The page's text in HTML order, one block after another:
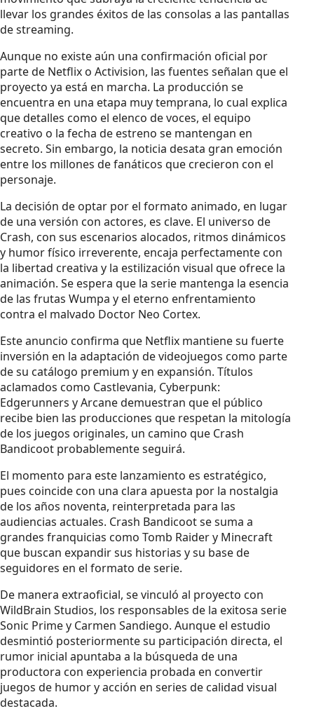
llevar los grandes éxitos de las consolas a las pantallas
de streaming.
Aunque no existe aún una confirmación oficial por
parte de Netflix o Activision, las fuentes señalan que el
proyecto ya está en marcha. La producción se
encuentra en una etapa muy temprana, lo cual explica
que detalles como el elenco de voces, el equipo
creativo o la fecha de estreno se mantengan en
secreto. Sin embargo, la noticia desata gran emoción
entre los millones de fanáticos que crecieron con el
personaje.
La decisión de optar por el formato animado, en lugar
de una versión con actores, es clave. El universo de
Crash, con sus escenarios alocados, ritmos dinámicos
y humor físico irreverente, encaja perfectamente con
la libertad creativa y la estilización visual que ofrece la
animación. Se espera que la serie mantenga la esencia
de las frutas Wumpa y el eterno enfrentamiento
contra el malvado Doctor Neo Cortex.
Este anuncio confirma que Netflix mantiene su fuerte
inversión en la adaptación de videojuegos como parte
de su catálogo premium y en expansión. Títulos
aclamados como Castlevania, Cyberpunk:
Edgerunners y Arcane demuestran que el público
recibe bien las producciones que respetan la mitología
de los juegos originales, un camino que Crash
Bandicoot probablemente seguirá.
El momento para este lanzamiento es estratégico,
pues coincide con una clara apuesta por la nostalgia
de los años noventa, reinterpretada para las
audiencias actuales. Crash Bandicoot se suma a
grandes franquicias como Tomb Raider y Minecraft
que buscan expandir sus historias y su base de
seguidores en el formato de serie.
De manera extraoficial, se vinculó al proyecto con
WildBrain Studios, los responsables de la exitosa serie
Sonic Prime y Carmen Sandiego. Aunque el estudio
desmintió posteriormente su participación directa, el
rumor inicial apuntaba a la búsqueda de una
productora con experiencia probada en convertir
juegos de humor y acción en series de calidad visual
destacada.